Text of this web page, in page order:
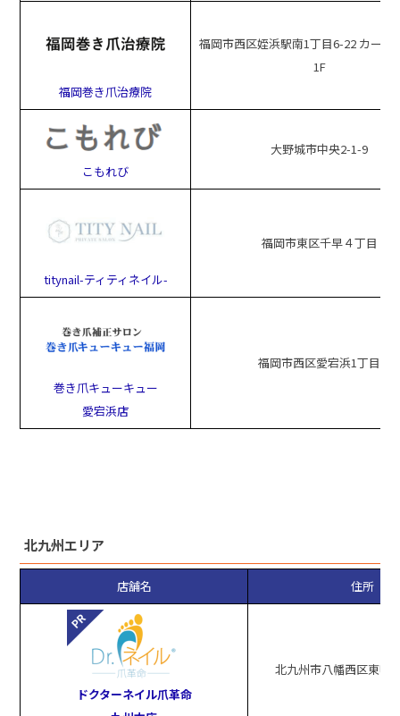
福岡巻き爪治療院
福岡市西区姪浜駅南1丁目6-22 カーサ
1F
こもれび
大野城市中央2-1-9
titynail-ティティネイル-
福岡市東区千早４丁目
巻き爪キューキュー
愛宕浜店
福岡市西区愛宕浜1丁目
北九州エリア
店舗名 住所
ドクターネイル爪革命
北九州市八幡西区東鳴